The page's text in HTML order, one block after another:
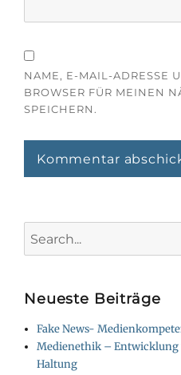
NAME, E-MAIL-ADRESSE
BROWSER FÜR MEINEN
SPEICHERN.
for:
Neueste Beiträge
Fake News-
Medienethik –
Haltung